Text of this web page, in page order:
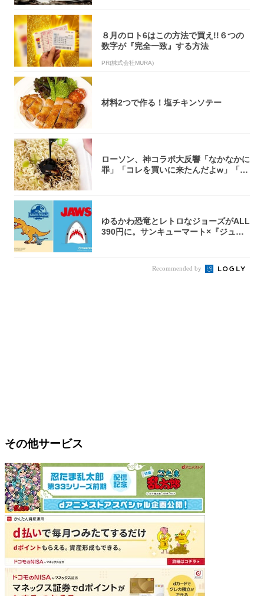
８月のロト6はこの方法で買え!!６つの
数字が『完全一致』する方法
PR(株式会社MURA)
材料2つで作る！塩チキンソテー
ローソン、神コラボ大反響「なかなかに
罪」「コレを買いに来たんだよw」「３
ゆるかわ恐竜とレトロなジョーズがALL
390円に。サンキューマート×『ジュラ
Recommended by
その他サービス